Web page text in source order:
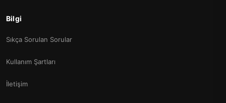
Bilgi
Sıkça Sorulan Sorular
Kullanım Şartları
İletişim